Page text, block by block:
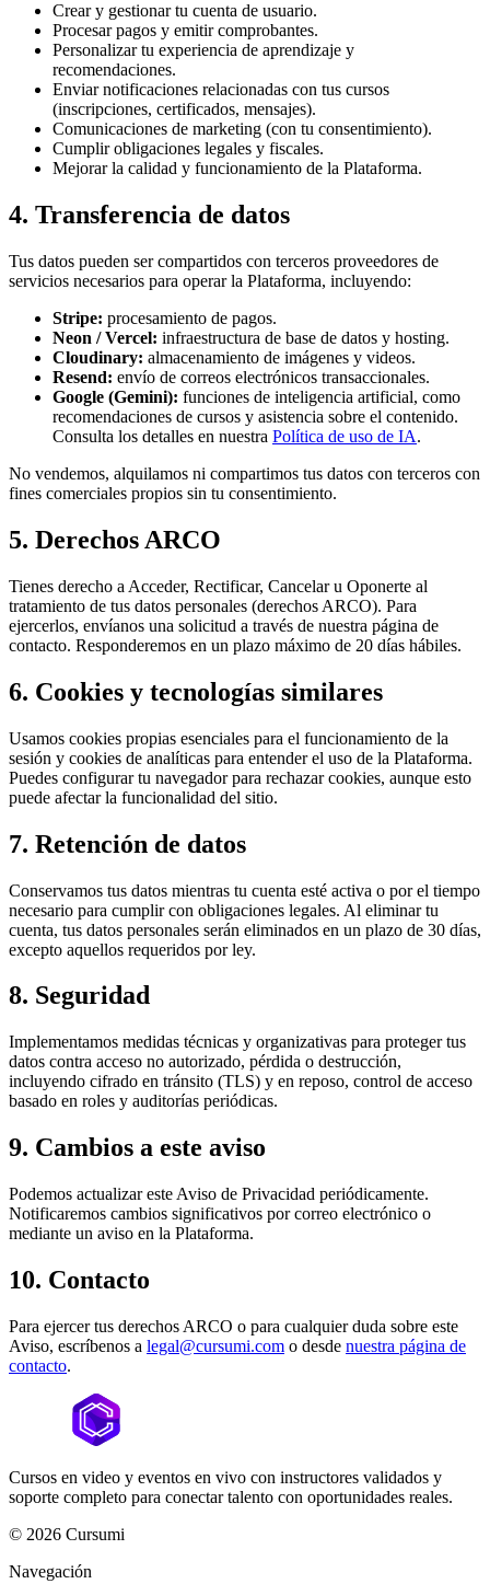
Crear y gestionar tu cuenta de usuario.
Procesar pagos y emitir comprobantes.
Personalizar tu experiencia de aprendizaje y
recomendaciones.
Enviar notificaciones relacionadas con tus cursos
(inscripciones, certificados, mensajes).
Comunicaciones de marketing (con tu consentimiento).
Cumplir obligaciones legales y fiscales.
Mejorar la calidad y funcionamiento de la Plataforma.
4. Transferencia de datos
Tus datos pueden ser compartidos con terceros proveedores de
servicios necesarios para operar la Plataforma, incluyendo:
Stripe: procesamiento de pagos.
Neon / Vercel: infraestructura de base de datos y hosting.
Cloudinary: almacenamiento de imágenes y videos.
Resend: envío de correos electrónicos transaccionales.
Google (Gemini): funciones de inteligencia artificial, como
recomendaciones de cursos y asistencia sobre el contenido.
Consulta los detalles en nuestra Política de uso de IA.
No vendemos, alquilamos ni compartimos tus datos con terceros con
fines comerciales propios sin tu consentimiento.
5. Derechos ARCO
Tienes derecho a Acceder, Rectificar, Cancelar u Oponerte al
tratamiento de tus datos personales (derechos ARCO). Para
ejercerlos, envíanos una solicitud a través de nuestra página de
contacto. Responderemos en un plazo máximo de 20 días hábiles.
6. Cookies y tecnologías similares
Usamos cookies propias esenciales para el funcionamiento de la
sesión y cookies de analíticas para entender el uso de la Plataforma.
Puedes configurar tu navegador para rechazar cookies, aunque esto
puede afectar la funcionalidad del sitio.
7. Retención de datos
Conservamos tus datos mientras tu cuenta esté activa o por el tiempo
necesario para cumplir con obligaciones legales. Al eliminar tu
cuenta, tus datos personales serán eliminados en un plazo de 30 días,
excepto aquellos requeridos por ley.
8. Seguridad
Implementamos medidas técnicas y organizativas para proteger tus
datos contra acceso no autorizado, pérdida o destrucción,
incluyendo cifrado en tránsito (TLS) y en reposo, control de acceso
basado en roles y auditorías periódicas.
9. Cambios a este aviso
Podemos actualizar este Aviso de Privacidad periódicamente.
Notificaremos cambios significativos por correo electrónico o
mediante un aviso en la Plataforma.
10. Contacto
Para ejercer tus derechos ARCO o para cualquier duda sobre este
Aviso, escríbenos a legal@cursumi.com o desde nuestra página de
contacto.
Cursos en video y eventos en vivo con instructores validados y
soporte completo para conectar talento con oportunidades reales.
© 2026 Cursumi
Navegación